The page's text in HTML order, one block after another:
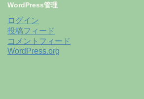
WordPress管理
ログイン
投稿フィード
コメントフィード
WordPress.org